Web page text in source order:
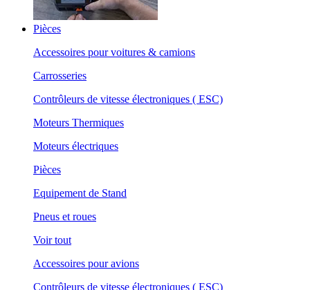
Pièces
Accessoires pour voitures & camions
Carrosseries
Contrôleurs de vitesse électroniques ( ESC)
Moteurs Thermiques
Moteurs électriques
Pièces
Equipement de Stand
Pneus et roues
Voir tout
Accessoires pour avions
Contrôleurs de vitesse électroniques ( ESC)